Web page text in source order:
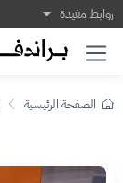
روابط مفيدة
الصفحة الرئيسية